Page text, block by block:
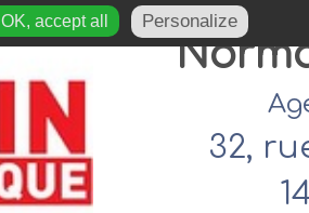
32,
accept all Personalize